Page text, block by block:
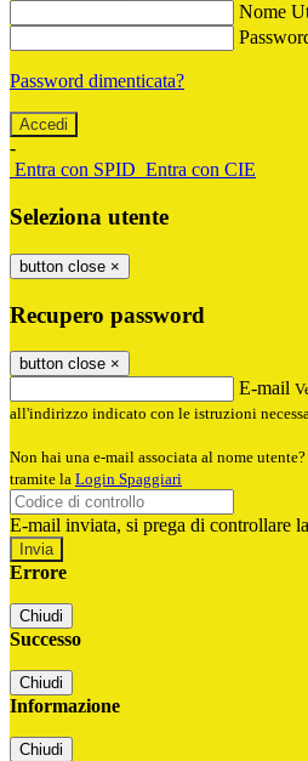
Nome
Password dimenticata?
-
Entra con SPID Entra con CIE
Seleziona utente
button close ×
Recupero password
button close ×
E-mail
all'indirizzo indicato con le istruzioni
Non hai una e-mail associata al nome
tramite la Login Spaggiari
E-mail inviata, si prega di controllare
Errore
Chiudi
Successo
Chiudi
Informazione
Chiudi